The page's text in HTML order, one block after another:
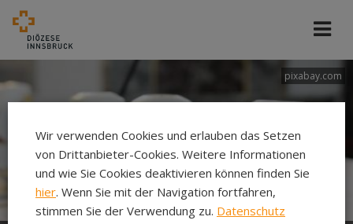
pixabay.com
Wir verwenden Cookies und erlauben das Setzen
von Drittanbieter-Cookies. Weitere Informationen
und wie Sie Cookies deaktivieren können finden Sie
hier. Wenn Sie mit der Navigation fortfahren,
stimmen Sie der Verwendung zu. Datenschutz